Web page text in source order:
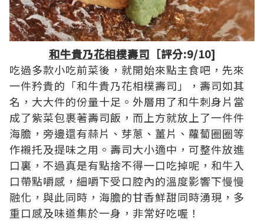
和牛貴乃花相樸壽司 ［評分:9/10]
吃過多款小吃前菜後，就開始來點主食吧，先來
一件矜貴的「和牛貴乃花相樸壽司」，壽司如其
名，大大件的份量十足。外層用了和牛刺身片當
成了紫菜包裹著壽司飯，而上方就放上了一件件
海膽，旁邊還有蒜片、芽蔥、薑片、蘿蔔圈圈等
作襯托及提味之用。壽司大小適中，可整件放進
口裏，不過真是有點捨不得一口吃掉呢，和牛入
口帶點嚼感，細嚼下受口腔內的溫度影響下慢慢
融化，與此同時，海膽的甘香鮮甜同時湧現，多
重口感及味道集於一身，非常好吃喔！